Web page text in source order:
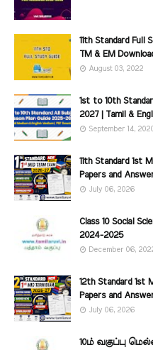
11th Standard Full
TM & EM
August 03, 2022
1st to 10th
2027 | Tamil &
September 14,
11th Standard 1st
Papers and
July 06, 2026
Class 10 Social
2024-2025
December 06,
12th Standard 1st
Papers and
July 06, 2026
10ம் வகுப்பு